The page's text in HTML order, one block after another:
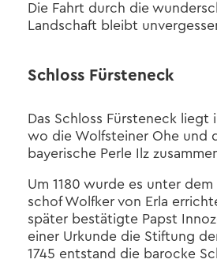
Die Fahrt durch die
Land­schaft bleibt
Schloss Fürs­ten­eck
Das Schloss Fürs­ten­eck liegt
wo die Wolfs­tei­ner Ohe und
baye­ri­sche Perle Ilz
Um 1180 wurde es unter
schof Wolf­ker von Erla
spä­ter be­stä­tig­te Papst
einer Ur­kun­de die Stif­tung
1745 ent­stand die ba­ro­cke